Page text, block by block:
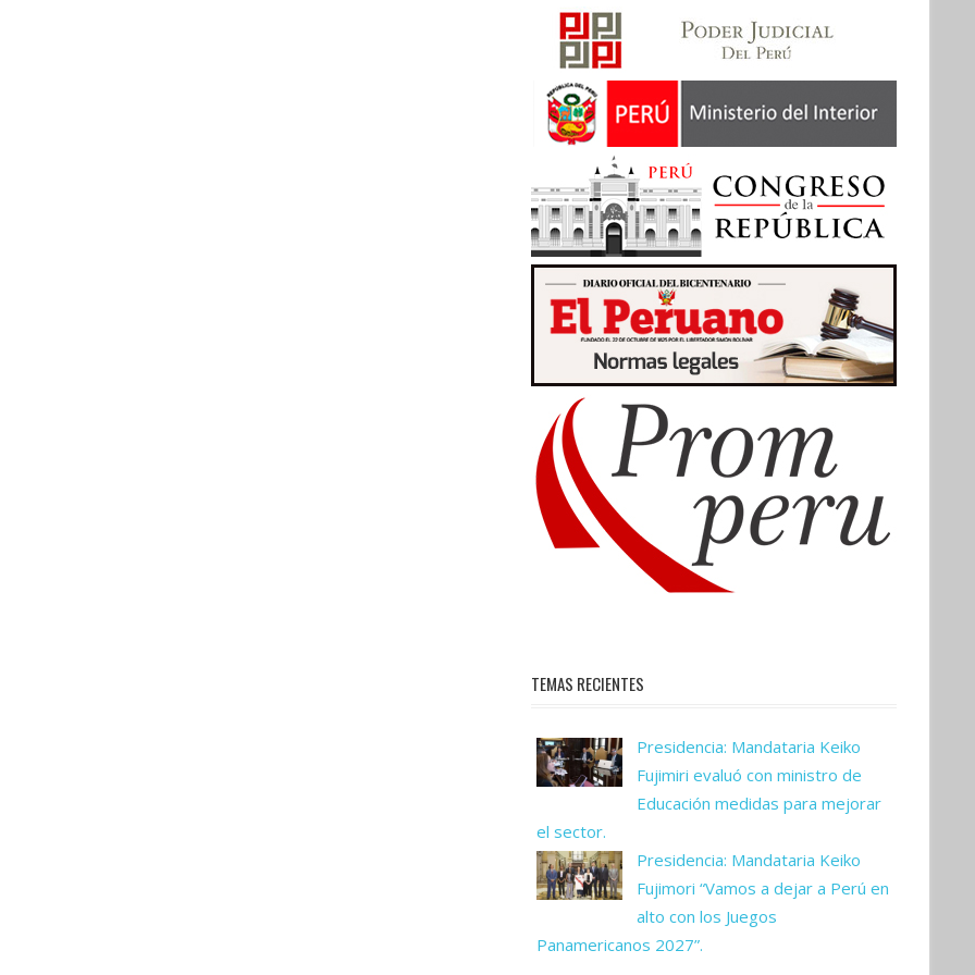
TEMAS RECIENTES
Presidencia: Mandataria Keiko
Fujimiri evaluó con ministro de
Educación medidas para mejorar
el sector.
Presidencia: Mandataria Keiko
Fujimori “Vamos a dejar a Perú en
alto con los Juegos
Panamericanos 2027”.